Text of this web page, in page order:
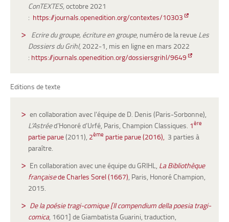
ConTEXTES,octobre 2021
: https://journals.openedition.org/contextes/10303
Ecrire du groupe, écriture en groupe, numéro de la revue Les
Dossiers du Grihl, 2022-1, mis en ligne en mars 2022
: https://journals.openedition.org/dossiersgrihl/9649
Editions de texte
en collaboration avec l’équipe de D. Denis (Paris-Sorbonne),
L’Astréed’Honoré d’Urfé, Paris, Champion Classiques. 1ère
partie parue(2011), 2ème partie parue (2016), 3 parties à
paraître.
En collaboration avec une équipe du GRIHL, La Bibliothèque
françaisede Charles Sorel (1667) , Paris, Honoré Champion,
2015.
De la poésie tragi-comique [Il compendium della poesia tragi-
comica, 1601] de Giambatista Guarini, traduction,